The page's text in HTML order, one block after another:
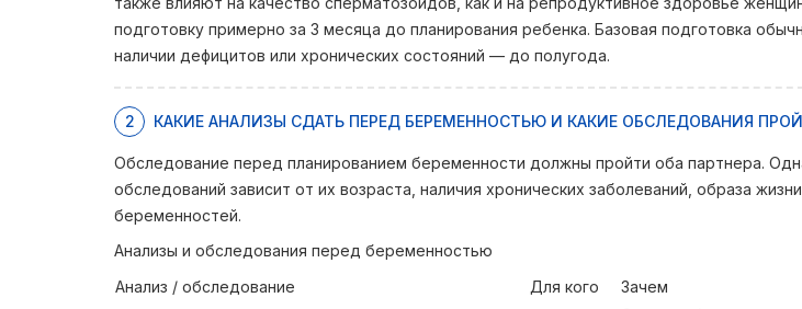
подготовку примерно за 3 месяца до планирования ребенка. Базовая подготовка
наличии дефицитов или хронических состояний — до полугода.
2 КАКИЕ АНАЛИЗЫ СДАТЬ ПЕРЕД БЕРЕМЕННОСТЬЮ И КАКИЕ ОБСЛЕДОВАНИЯ
Обследование перед планированием беременности должны пройти оба партнера.
обследований зависит от их возраста, наличия хронических заболеваний, образа
беременностей.
Анализы и обследования перед беременностью
Анализ / обследование
Для кого Зачем